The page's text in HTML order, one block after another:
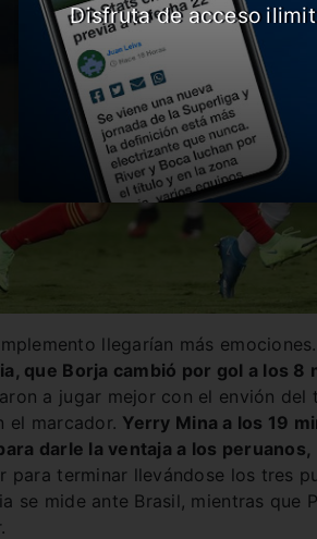
llegarían más emociones.
que Borja cambió por gol a los 8
a jugar mejor con el envión
el marcador. Yerry Mina a los 19
darle la ventaja a los peruanos,
para terminar llevándose los tres
se mide ante Brasil, mientras que
Disfruta de acceso